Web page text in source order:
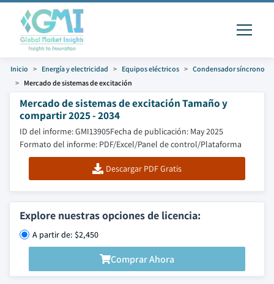
Inicio Energía y electricidad Equipos eléctricos
Condensador síncrono
Mercado de sistemas de excitación
Mercado de sistemas de excitación Tamaño y
compartir 2025 - 2034
ID del informe: GMI13905Fecha de publicación: May 2025
Formato del informe: PDF/Excel/Panel de control/Plataforma
Descargar PDF Gratis
Explore nuestras opciones de licencia:
A partir de: $2,450
Comprar Ahora